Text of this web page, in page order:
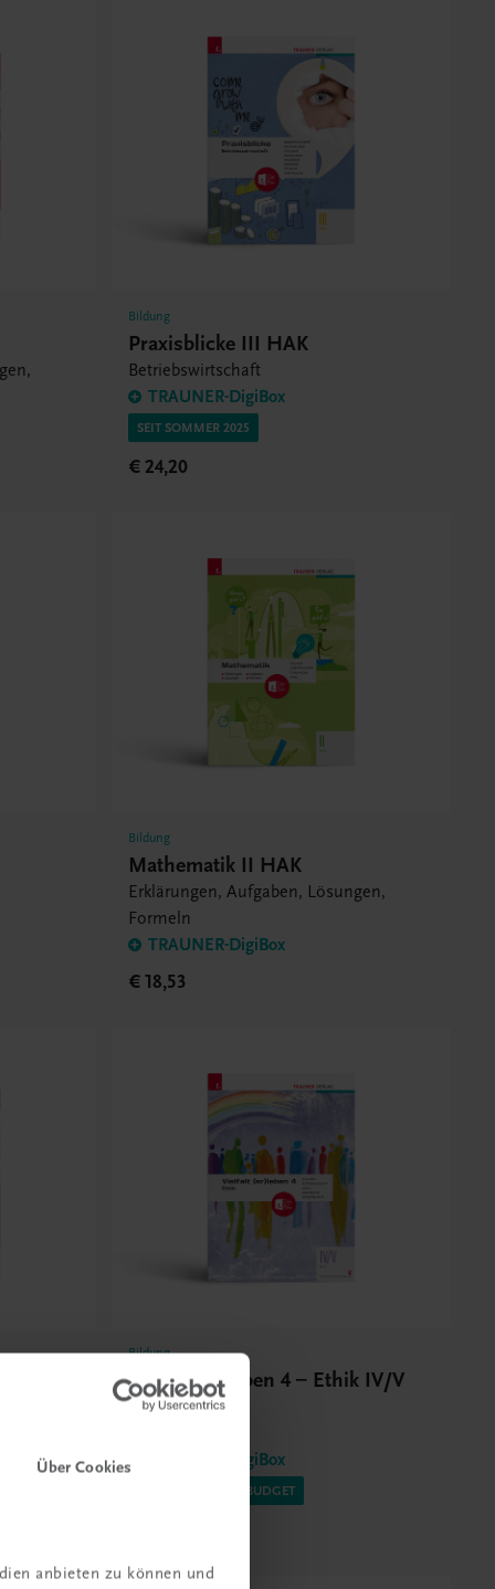
Über Cookies
anbieten zu können und
Bildung
Praxisblicke III HAK
Betriebswirtschaft
TRAUNER-DigiBox
SEIT SOMMER 2025
€ 24,20
Bildung
Mathematik II HAK
Erklärungen, Aufgaben, Lösungen,
Formeln
TRAUNER-DigiBox
€ 18,53
Bildung
Vielfalt (er)leben 4 – Ethik IV/V
BHS
TRAUNER-DigiBox
⚠️ EIGENES ETHIK-BUDGET